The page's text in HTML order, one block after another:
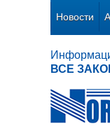
Новости
ВСЕ